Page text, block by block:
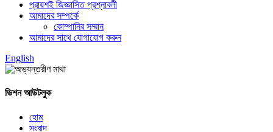
প্রায়শই জিজ্ঞাসিত প্রশ্নাবলী
আমাদের সম্পর্কে
কোম্পানির সম্মান
আমাদের সাথে যোগাযোগ করুন
English
ভিশন আউটলুক
হোম
সংবাদ